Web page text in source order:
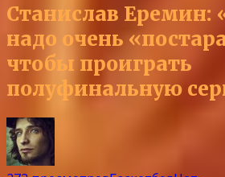
Станислав Еремин:
надо очень
чтобы проиграть
полуфинальную